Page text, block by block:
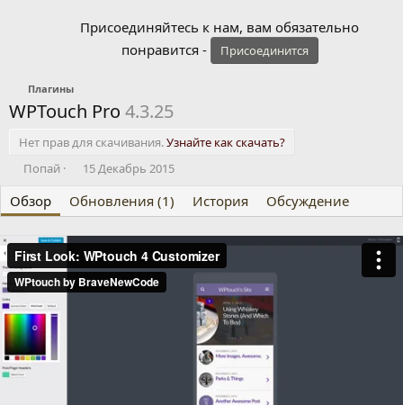
Присоединяйтесь к нам, вам обязательно
понравится -
Присоединится
Плагины
WPTouch Pro 4.3.25
Нет прав для скачивания.Узнайте как скачать?
А
т
о
Попай
Д
т
а
с
о
з
д
а
15 Декабрь 2015
Обзор Обновления (1) История Обсуждение